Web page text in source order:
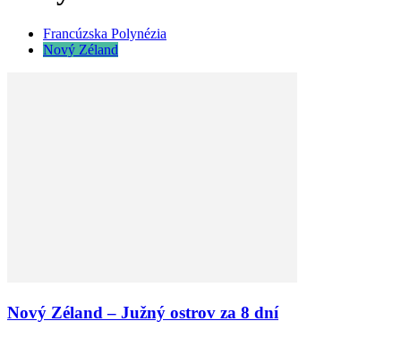
Francúzska Polynézia
Nový Zéland
Nový Zéland – Južný ostrov za 8 dní